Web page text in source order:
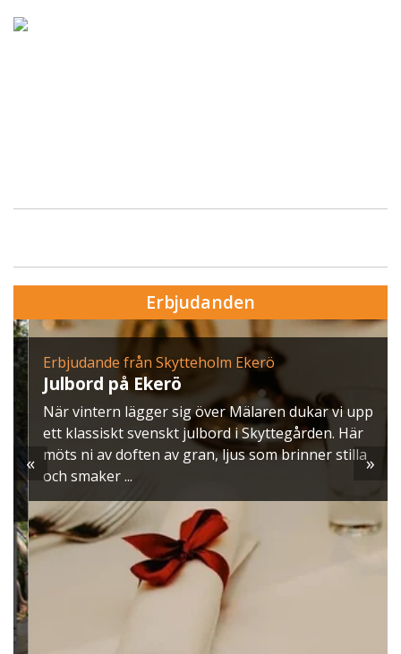
Erbjudanden
Erbjudande från Skytteholm Ekerö
Julbord på Ekerö
När vintern lägger sig över Mälaren dukar vi upp
ett klassiskt svenskt julbord i Skyttegården. Här
möts ni av doften av gran, ljus som brinner stilla
och smaker ...
« »